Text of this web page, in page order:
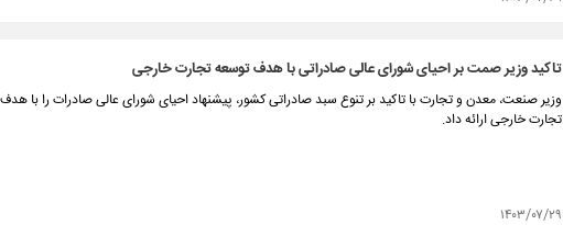
تاکید وزیر صمت بر احیای شورای عالی صادراتی با هدف توسعه تجارت خارجی
وزیر صنعت، معدن و تجارت با تاکید بر تنوع سبد صادراتی کشور، پیشنهاد احیای شورای عالی صادرات را با
تجارت خارجی ارائه داد.
۱۴۰۳/۰۷/۲۹